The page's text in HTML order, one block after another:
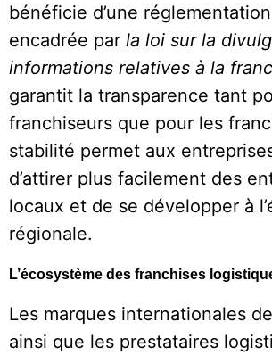
bénéficie d’une
encadrée par la loi sur la
informations relatives à la
garantit la transparence tant
franchiseurs que pour les
stabilité permet aux
d’attirer plus facilement des
locaux et de se développer à
régionale.
L’écosystème des franchises
Les marques internationales
ainsi que les prestataires